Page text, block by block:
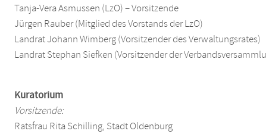
Tanja-Vera Asmussen (LzO) – Vorsitzende
Jürgen Rauber (Mitglied des Vorstands der LzO)
Landrat Johann Wimberg (Vorsitzender des Verwaltungsrates)
Landrat Stephan Siefken (Vorsitzender der
Kuratorium
Vorsitzende:
Ratsfrau Rita Schilling, Stadt Oldenburg